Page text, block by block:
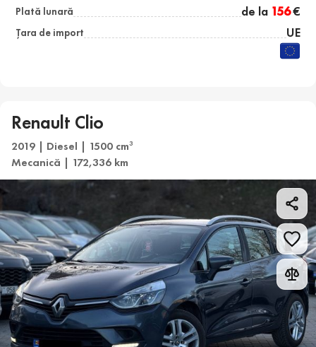
Plată lunară de la 156€
Țara de import UE
Renault Clio
2019 | Diesel | 1500 cm3
Mecanică | 172,336 km